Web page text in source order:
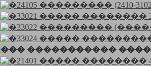
�24105 ��������� (2410-31029)
�33021 ����� ��������
�33022 ���������
�33024 ����� ���������
��� �����������
�21401 ����� ��������